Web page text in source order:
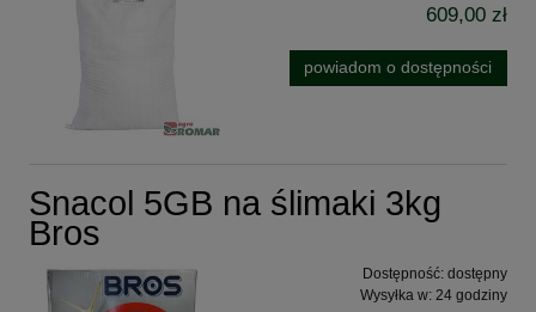
609,00 zł
powiadom o dostępności
Snacol 5GB na ślimaki 3kg
Bros
Dostępność: dostępny
Wysyłka w: 24 godziny